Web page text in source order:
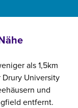
als 1,5km
University
und
entfernt.